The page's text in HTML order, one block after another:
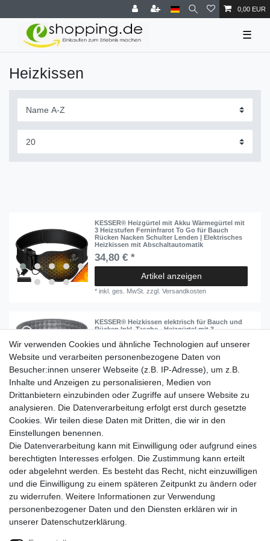
0,00 EUR
☰
Heizkissen
KESSER® Heizgürtel mit Akku Wärmegürtel mit
3 Heizstufen Ferninfrarot To Go für Bauch
Rücken Nacken Schulter Lenden | Elektrisches
Heizkissen mit Abschaltautomatik
34,80 € *
Artikel anzeigen
*inkl. ges. MwSt. zzgl.Versandkosten
KESSER® Heizkissen elektrisch für Bauch und
Rücken Inkl. Tasche - Heizgürtel mit 3
Wärmegürtel mit verstellbarem Band und
34,80 € *
Artikel anzeigen
*inkl. ges. MwSt.zzgl. Versandkosten
Einkaufen
Zahlungsarten
Versandarten & -kosten
Warenkorb
Mein Konto
Anmelden
Wir verwenden Cookies und ähnliche Technologien auf unserer
Website und verarbeiten personenbezogene Daten von
Besucher:innen unserer Webseite (z.B. IP-Adresse), um z.B.
Inhalte und Anzeigen zu personalisieren, Medien von
Drittanbietern einzubinden oder Zugriffe auf unsere Website zu
analysieren. Die Datenverarbeitung erfolgt erst durch gesetzte
Cookies. Wir teilen diese Daten mit Dritten, die wir in den
Einstellungen benennen.
Die Datenverarbeitung kann mit Einwilligung oder aufgrund eines
berechtigten Interesses erfolgen. Die Zustimmung kann erteilt
oder abgelehnt werden. Es besteht das Recht, nicht einzuwilligen
und die Einwilligung zu einem späteren Zeitpunkt zu ändern oder
zu widerrufen. Weitere Informationen zur Verwendung
personenbezogener Daten und den Diensten erklären wir in
unserer Daten­schutz­erklärung